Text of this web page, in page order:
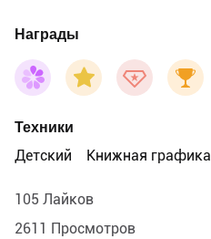
Награды
Техники
Детский
Книжная графика
105 Лайков
2611 Просмотров